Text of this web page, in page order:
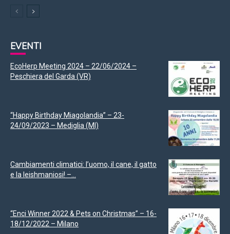
EVENTI
EcoHerp Meeting 2024 – 22/06/2024 –
Peschiera del Garda (VR)
“Happy Birthday Miagolandia” – 23-
24/09/2023 – Mediglia (MI)
Cambiamenti climatici: l’uomo, il cane, il gatto
e la leishmaniosi! –...
“Enci Winner 2022 & Pets on Christmas” – 16-
18/12/2022 – Milano